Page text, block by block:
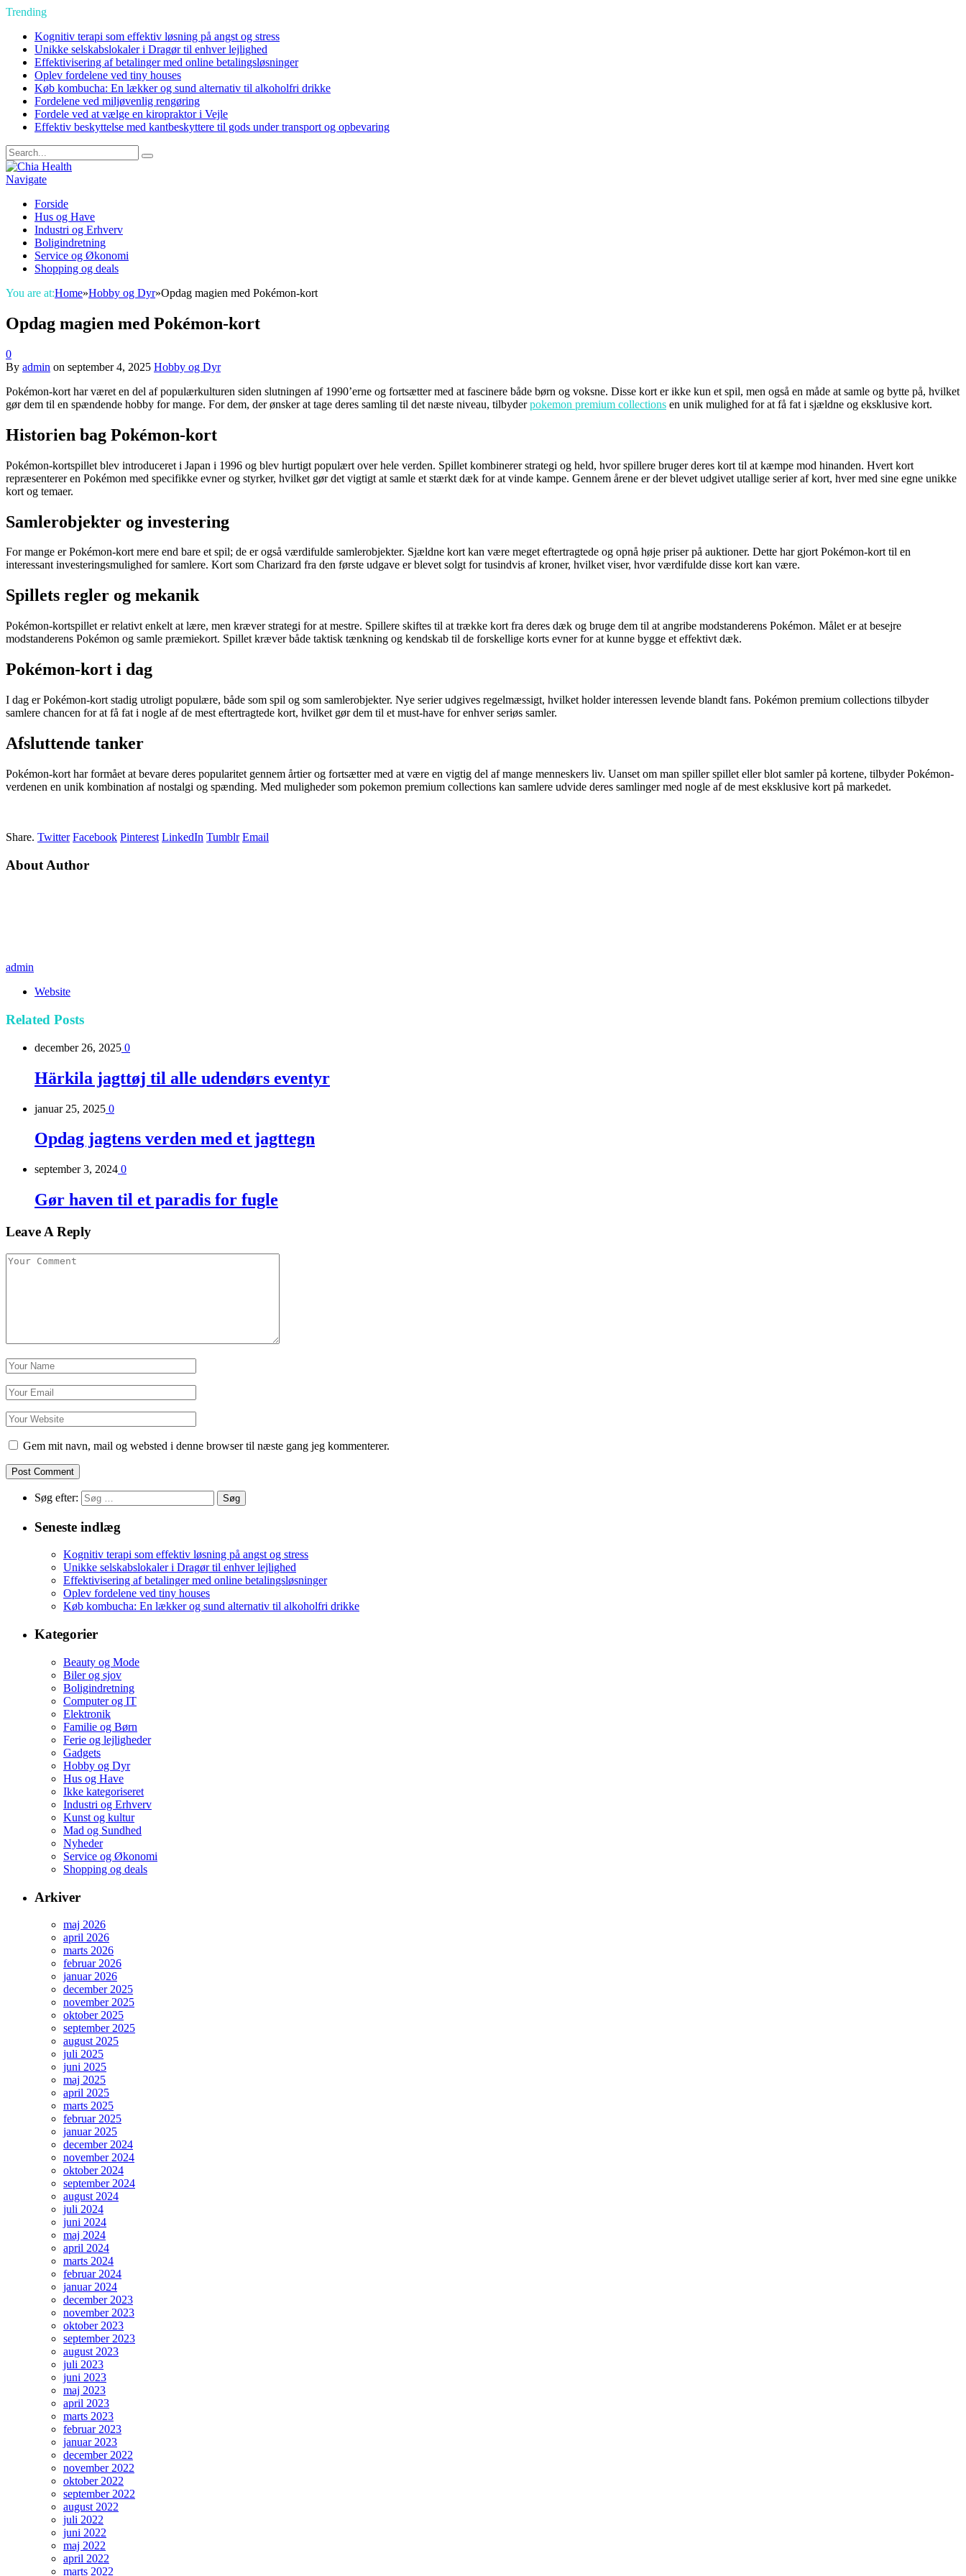
Trending
Kognitiv terapi som effektiv løsning på angst og stress
Unikke selskabslokaler i Dragør til enhver lejlighed
Effektivisering af betalinger med online betalingsløsninger
Oplev fordelene ved tiny houses
Køb kombucha: En lækker og sund alternativ til alkoholfri drikke
Fordelene ved miljøvenlig rengøring
Fordele ved at vælge en kiropraktor i Vejle
Effektiv beskyttelse med kantbeskyttere til gods under transport og opbevaring
Navigate
Forside
Hus og Have
Industri og Erhverv
Boligindretning
Service og Økonomi
Shopping og deals
You are at:Home»Hobby og Dyr»Opdag magien med Pokémon-kort
Opdag magien med Pokémon-kort
0
By admin on september 4, 2025 Hobby og Dyr
Pokémon-kort har været en del af populærkulturen siden slutningen af 1990’erne og fortsætter med at fascinere både børn og voksne. Disse kort er ikke kun et spil, men også en måde at samle og bytte på, hvilket
gør dem til en spændende hobby for mange. For dem, der ønsker at tage deres samling til det næste niveau, tilbyderpokemon premium collections en unik mulighed for at få fat i sjældne og eksklusive kort.
Historien bag Pokémon-kort
Pokémon-kortspillet blev introduceret i Japan i 1996 og blev hurtigt populært over hele verden. Spillet kombinerer strategi og held, hvor spillere bruger deres kort til at kæmpe mod hinanden. Hvert kort
repræsenterer en Pokémon med specifikke evner og styrker, hvilket gør det vigtigt at samle et stærkt dæk for at vinde kampe. Gennem årene er der blevet udgivet utallige serier af kort, hver med sine egne unikke
kort og temaer.
Samlerobjekter og investering
For mange er Pokémon-kort mere end bare et spil; de er også værdifulde samlerobjekter. Sjældne kort kan være meget eftertragtede og opnå høje priser på auktioner. Dette har gjort Pokémon-kort til en
interessant investeringsmulighed for samlere. Kort som Charizard fra den første udgave er blevet solgt for tusindvis af kroner, hvilket viser, hvor værdifulde disse kort kan være.
Spillets regler og mekanik
Pokémon-kortspillet er relativt enkelt at lære, men kræver strategi for at mestre. Spillere skiftes til at trække kort fra deres dæk og bruge dem til at angribe modstanderens Pokémon. Målet er at besejre
modstanderens Pokémon og samle præmiekort. Spillet kræver både taktisk tænkning og kendskab til de forskellige korts evner for at kunne bygge et effektivt dæk.
Pokémon-kort i dag
I dag er Pokémon-kort stadig utroligt populære, både som spil og som samlerobjekter. Nye serier udgives regelmæssigt, hvilket holder interessen levende blandt fans. Pokémon premium collections tilbyder
samlere chancen for at få fat i nogle af de mest eftertragtede kort, hvilket gør dem til et must-have for enhver seriøs samler.
Afsluttende tanker
Pokémon-kort har formået at bevare deres popularitet gennem årtier og fortsætter med at være en vigtig del af mange menneskers liv. Uanset om man spiller spillet eller blot samler på kortene, tilbyder Pokémon-
verdenen en unik kombination af nostalgi og spænding. Med muligheder som pokemon premium collections kan samlere udvide deres samlinger med nogle af de mest eksklusive kort på markedet.
Share. Twitter Facebook Pinterest LinkedIn Tumblr Email
About Author
admin
Website
Related Posts
december 26, 2025 0
Härkila jagttøj til alle udendørs eventyr
januar 25, 2025 0
Opdag jagtens verden med et jagttegn
september 3, 2024 0
Gør haven til et paradis for fugle
Leave A Reply
Gem mit navn, mail og websted i denne browser til næste gang jeg kommenterer.
Søg efter:
Seneste indlæg
Kognitiv terapi som effektiv løsning på angst og stress
Unikke selskabslokaler i Dragør til enhver lejlighed
Effektivisering af betalinger med online betalingsløsninger
Oplev fordelene ved tiny houses
Køb kombucha: En lækker og sund alternativ til alkoholfri drikke
Kategorier
Beauty og Mode
Biler og sjov
Boligindretning
Computer og IT
Elektronik
Familie og Børn
Ferie og lejligheder
Gadgets
Hobby og Dyr
Hus og Have
Ikke kategoriseret
Industri og Erhverv
Kunst og kultur
Mad og Sundhed
Nyheder
Service og Økonomi
Shopping og deals
Arkiver
maj 2026
april 2026
marts 2026
februar 2026
januar 2026
december 2025
november 2025
oktober 2025
september 2025
august 2025
juli 2025
juni 2025
maj 2025
april 2025
marts 2025
februar 2025
januar 2025
december 2024
november 2024
oktober 2024
september 2024
august 2024
juli 2024
juni 2024
maj 2024
april 2024
marts 2024
februar 2024
januar 2024
december 2023
november 2023
oktober 2023
september 2023
august 2023
juli 2023
juni 2023
maj 2023
april 2023
marts 2023
februar 2023
januar 2023
december 2022
november 2022
oktober 2022
september 2022
august 2022
juli 2022
juni 2022
maj 2022
april 2022
marts 2022